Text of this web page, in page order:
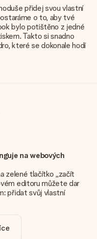
přidej svou vlastní
o to, aby tvé
bylo potištěno z jedné
Takto si snadno
které se dokonale hodí
na webových
zelené tlačítko „začít
editoru můžete dar
přidat svůj vlastní